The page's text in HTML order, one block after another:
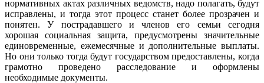
нормативных актах различных ведомств, надо полагать, будут
исправлены, и тогда этот процесс станет более прозрачен и
понятен. У пострадавшего и членов его семьи сегодня
хорошая социальная защита, предусмотрены значительные
единовременные, ежемесячные и дополнительные выплаты.
Но они только тогда будут государством предоставлены, когда
грамотно проведено расследование и оформлены
необходимые документы.